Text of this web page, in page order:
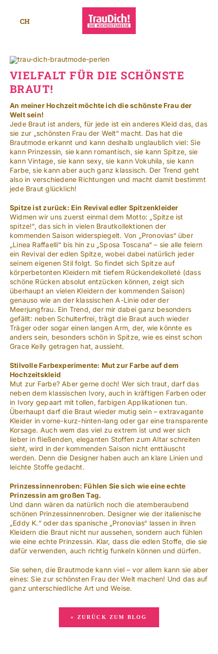
springen
Standorte
Mehr
SUCHE
NACH:
Leichte Sprache
CH
VIELFALT FÜR DIE SCHÖNSTE
BRAUT!
An meiner Hochzeit möchte ich die schönste Frau der
Welt sein!
Jede Braut ist anders, für jede ist ein anderes Kleid das, das
sie zur „schönsten Frau der Welt“ macht. Das hat die
Brautmode erkannt und kann deshalb unglaublich viel: Sie
kann Prinzessin, sie kann romantisch, sie kann Spitze, sie
kann Vintage, sie kann sexy, sie kann Vokuhila, sie kann
Farbe, sie kann aber auch ganz klassisch. Der Trend geht
also in verschiedene Richtungen und macht damit bestimmt
jede Braut glücklich!
Spitze ist zurück: Ein Revival edler Spitzenkleider
Widmen wir uns zuerst einmal dem Motto: „Spitze ist
spitze!“, das sich in vielen Brautkollektionen der
kommenden Saison widerspiegelt. Von „Pronovias“ über
„Linea Raffaelli“ bis hin zu „Sposa Toscana“ – sie alle feiern
ein Revival der edlen Spitze, wobei dabei natürlich jeder
seinem eigenen Stil folgt. So findet sich Spitze auf
körperbetonten Kleidern mit tiefem Rückendekolleté (dass
schöne Rücken absolut entzücken können, zeigt sich
überhaupt an vielen Kleidern der kommenden Saison)
genauso wie an der klassischen A-Linie oder der
Meerjungfrau. Ein Trend, der mir dabei ganz besonders
gefällt: neben Schulterfrei, trägt die Braut auch wieder
Träger oder sogar einen langen Arm, der, wie könnte es
anders sein, besonders schön in Spitze, wie es einst schon
Grace Kelly getragen hat, aussieht.
Stilvolle Farbexperimente: Mut zur Farbe auf dem
Hochzeitskleid
Mut zur Farbe? Aber gerne doch! Wer sich traut, darf das
neben dem klassischen Ivory, auch in kräftigen Farben oder
in Ivory gepaart mit tollen, farbigen Applikationen tun.
Überhaupt darf die Braut wieder mutig sein – extravagante
Kleider in vorne-kurz-hinten-lang oder gar eine transparente
Korsage. Auch wem das viel zu extrem ist und wer sich
lieber in fließenden, eleganten Stoffen zum Altar schreiten
sieht, wird in der kommenden Saison nicht enttäuscht
werden. Denn die Designer haben auch an klare Linien und
leichte Stoffe gedacht.
Prinzessinnenroben: Fühlen Sie sich wie eine echte
Prinzessin am großen Tag.
Und dann wären da natürlich noch die atemberaubend
schönen Prinzessinnenroben. Designer wie der italienische
„Eddy K.“ oder das spanische „Pronovias“ lassen in ihren
Kleidern die Braut nicht nur aussehen, sondern auch fühlen
wie eine echte Prinzessin. Klar, dass die edlen Stoffe, die sie
dafür verwenden, auch richtig funkeln können und dürfen.
Sie sehen, die Brautmode kann viel – vor allem kann sie aber
eines: Sie zur schönsten Frau der Welt machen! Und das auf
ganz unterschiedliche Art und Weise.
« ZURÜCK ZUM BLOG